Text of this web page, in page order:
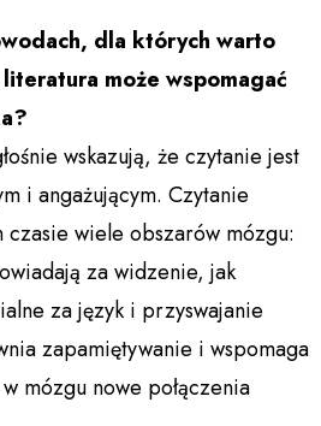
dla których warto
może wspomagać
wskazują, że czytanie jest
i angażującym. Czytanie
czasie wiele obszarów mózgu:
za widzenie, jak
za język i przyswajanie
zapamiętywanie i wspomaga
mózgu nowe połączenia